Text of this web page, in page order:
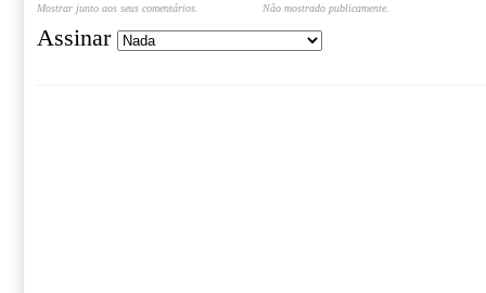
Mostrar junto aos seus comentários. Não mostrado publicamente.
Assinar